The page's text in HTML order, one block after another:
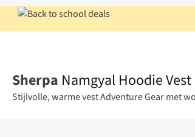
Sherpa Namgyal Hoodie Vest
Stijlvolle, warme vest Adventure Gear met